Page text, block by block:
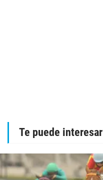
Te puede interesar